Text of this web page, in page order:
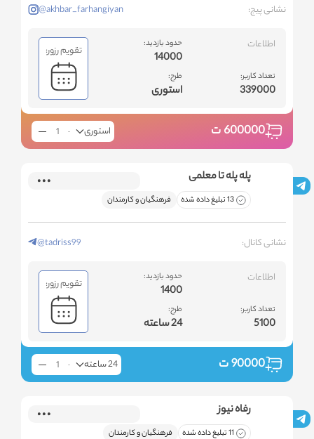
نشانی پیج: @akhbar_farhangiyan
اطلاعات
تعداد کاربر:
339000
حدود بازدید:
14000
طرح:
استوری
تقویم رزور:
600000ت استوری
پله پله تا معلمی
13 تبلیغ داده شده فرهنگیان و کارمندان
نشانی کانال: @tadriss99
اطلاعات
تعداد کاربر:
5100
حدود بازدید:
1400
طرح:
24 ساعته
تقویم رزور:
90000ت 24 ساعته
رفاه نیوز
11 تبلیغ داده شده فرهنگیان و کارمندان